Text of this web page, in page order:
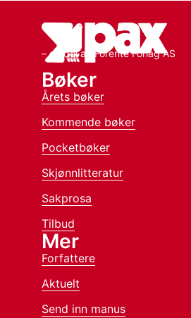
– en del av Forente Forlag AS
Bøker
Årets bøker
Kommende bøker
Pocketbøker
Skjønnlitteratur
Sakprosa
Tilbud
Mer
Forfattere
Aktuelt
Send inn manus